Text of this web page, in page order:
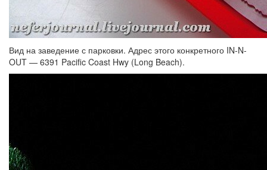
Вид на заведение с парковки. Адрес этого конкретного IN-N-
OUT — 6391 Pacific Coast Hwy (Long Beach).